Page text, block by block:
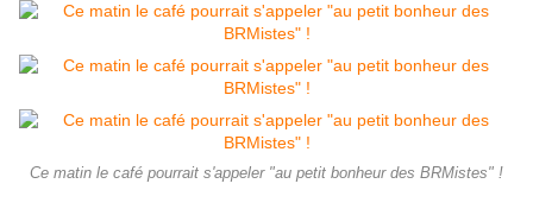
Ce matin le café pourrait s'appeler "au petit bonheur des BRMistes" !